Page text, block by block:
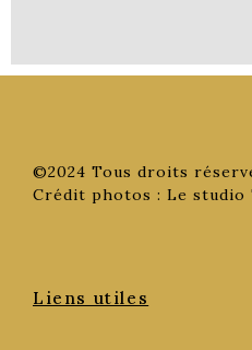
©2024 Tous droits
Crédit photos : Le studio
Liens utiles